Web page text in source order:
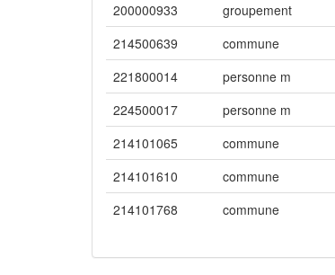
200000933
groupement
214500639
commune
221800014
personne m
224500017
personne m
214101065
commune
214101610
commune
214101768
commune